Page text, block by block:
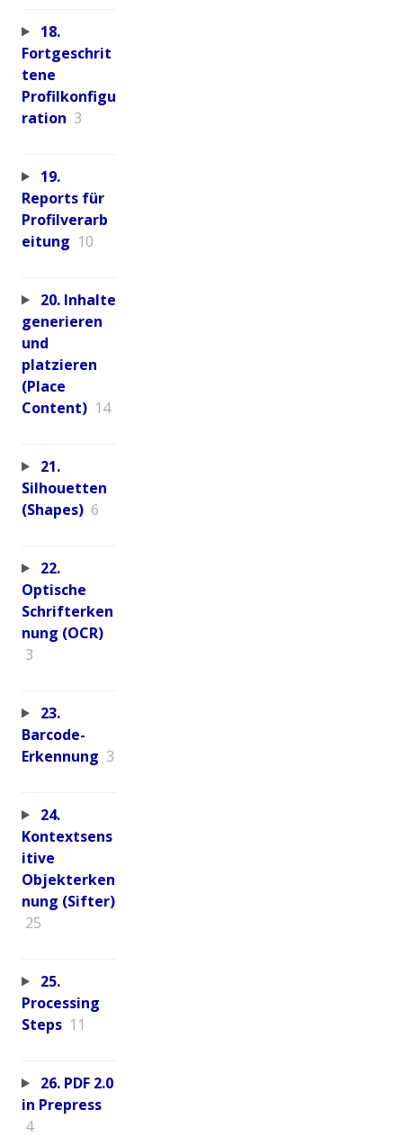
18.
Fortgeschrit
tene
Profilkonfigu
ration 3
19.
Reports für
Profilverarb
eitung 10
20. Inhalte
generieren
und
platzieren
(Place
Content) 14
21.
Silhouetten
(Shapes) 6
22.
Optische
Schrifterken
nung (OCR)
3
23.
Barcode-
Erkennung 3
24.
Kontextsens
itive
Objekterken
nung (Sifter)
25
25.
Processing
Steps 11
26. PDF 2.0
in Prepress
4